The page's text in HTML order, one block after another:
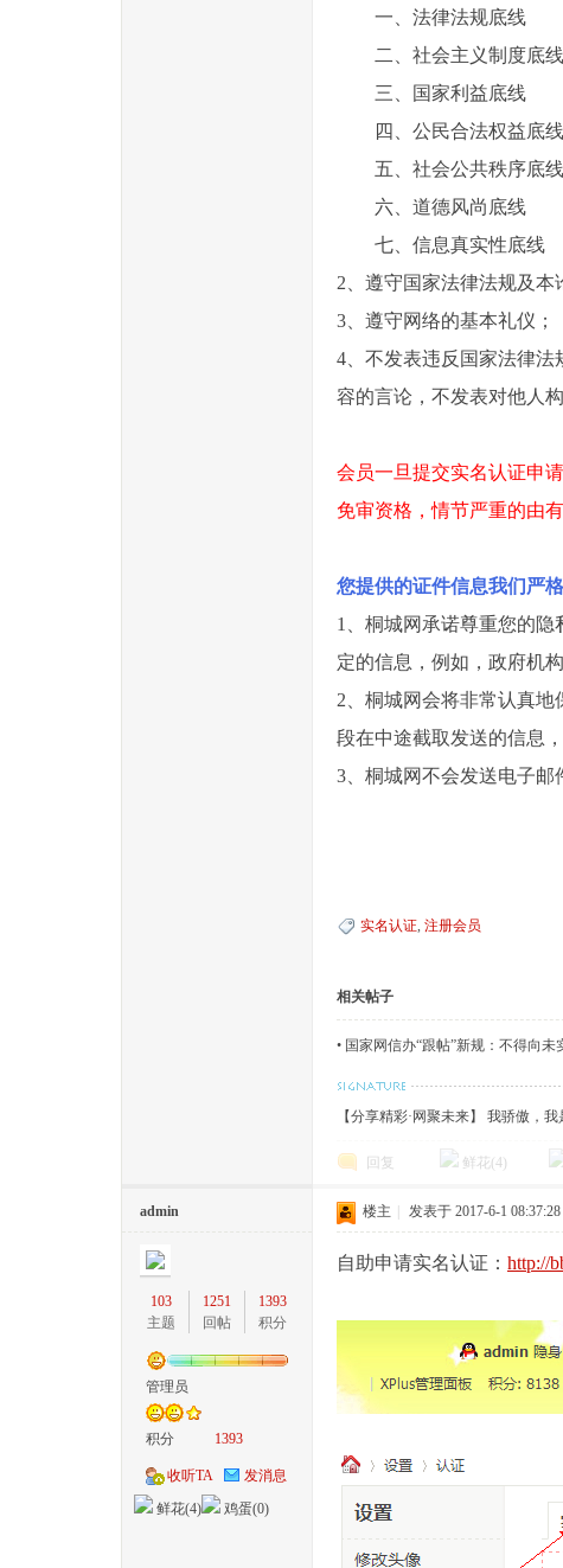
一、法律法规底线
二、社会主义制度底线
三、国家利益底线
四、公民合法权益底线
五、社会公共秩序底线
六、道德风尚底线
七、信息真实性底线
2、遵守国家法律法规及本
3、遵守网络的基本礼仪；
4、不发表违反国家法律
容的言论，不发表对他人
会员一旦提交实名认证申
免审资格，情节严重的由
您提供的证件信息我们严
1、桐城网承诺尊重您的
定的信息，例如，政府机
2、桐城网会将非常认真
段在中途截取发送的信息
3、桐城网不会发送电子邮
实名认证, 注册会员
相关帖子
• 国家网信办“跟帖”新规：不得向
【分享精彩·网聚未来】 我骄傲，
回复 鲜花(4)
admin
103
主题
1251
回帖
1393
积分
管理员
积分 1393
收听TA
发消息
鲜花(4) 鸡蛋(0)
楼主 发表于 2017-6-1 08:37:28
自助申请实名认证： http://